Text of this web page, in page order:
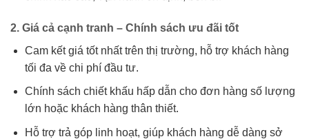
2. Giá cả cạnh tranh – Chính sách ưu đãi tốt
Cam kết giá tốt nhất trên thị trường, hỗ trợ khách hàng
tối đa về chi phí đầu tư.
Chính sách chiết khấu hấp dẫn cho đơn hàng số lượng
lớn hoặc khách hàng thân thiết.
Hỗ trợ trả góp linh hoạt, giúp khách hàng dễ dàng sở